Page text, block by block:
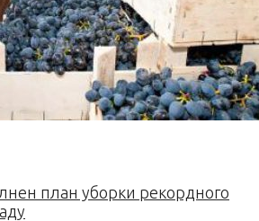
план уборки рекордного